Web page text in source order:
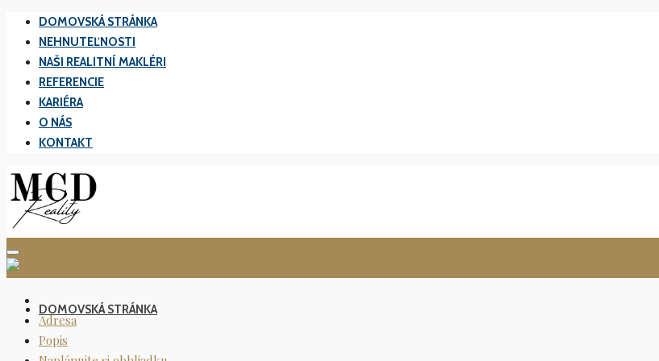
DOMOVSKÁ STRÁNKA
NEHNUTEĽNOSTI
NAŠI REALITNÍ MAKLÉRI
REFERENCIE​
KARIÉRA
O NÁS
KONTAKT
DOMOVSKÁ STRÁNKA
Adresa
Popis